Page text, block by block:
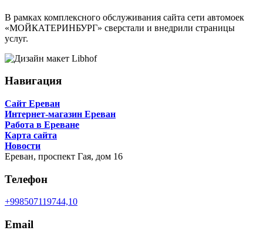
Пример
разработки
верстки
и
внедрения
страницы
услуг
В рамках комплексного обслуживания сайта сети автомоек
«МОЙКАТЕРИНБУРГ» сверстали и внедрили страницы
услуг.
Навигация
Сайт Ереван
Интернет-магазин Ереван
Работа в Ереване
Карта сайта
Новости
Ереван, проспект Гая, дом 16
Телефон
+998507119744,10
Email